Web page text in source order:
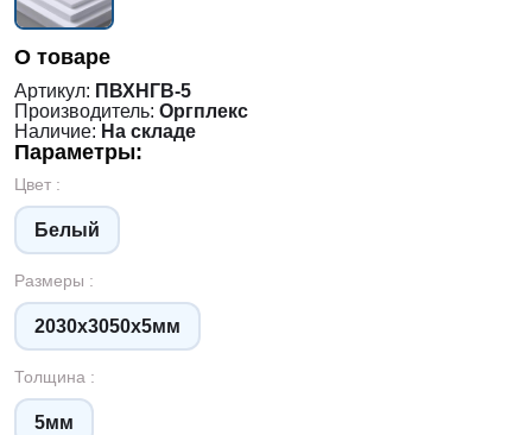
О товаре
Артикул: ПВХНГВ-5
Производитель: Оргплекс
Наличие: На складе
Параметры:
Цвет :
Белый
Размеры :
2030х3050х5мм
Толщина :
5мм